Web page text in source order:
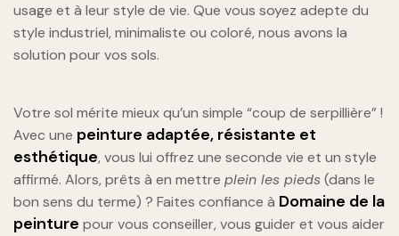
usage et à leur style de vie. Que vous soyez adepte du
style industriel, minimaliste ou coloré, nous avons la
solution pour vos sols.
Votre sol mérite mieux qu’un simple “coup de serpillière” !
Avec une peinture adaptée, résistante et
esthétique, vous lui offrez une seconde vie et un style
affirmé. Alors, prêts à en mettre plein les pieds(dans le
bon sens du terme) ? Faites confiance à Domaine de la
peinture pour vous conseiller, vous guider et vous aider